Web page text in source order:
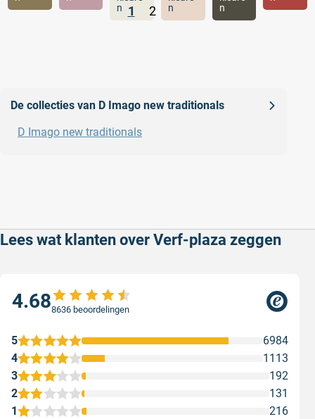
n
n
n
1 2
De collecties van D Imago new traditionals
D Imago new traditionals
Lees wat klanten over Verf-plaza zeggen
4.688636 beoordelingen
1 216
2 131
3 192
4 1113
5 6984